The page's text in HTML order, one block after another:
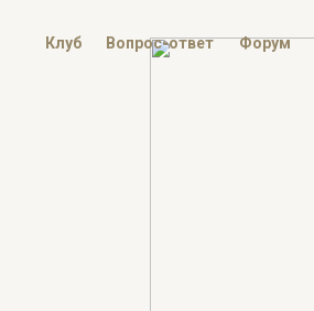
Клуб Вопрос-ответ Форум